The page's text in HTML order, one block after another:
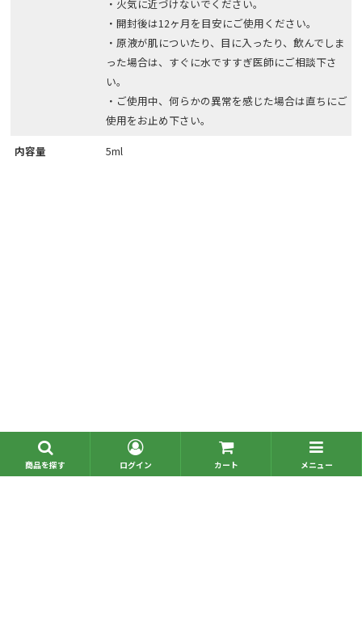
・火気に近づけないでください。
・開封後は12ヶ月を目安にご使用ください。
・原液が肌についたり、目に入ったり、飲んでしま
った場合は、すぐに水ですすぎ医師にご相談下さ
い。
・ご使用中、何らかの異常を感じた場合は直ちにご
使用をお止め下さい。
内容量
5ml